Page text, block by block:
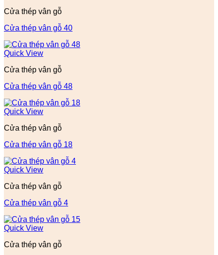
Cửa thép vân gỗ
Cửa thép vân gỗ 40
Quick View
Cửa thép vân gỗ
Cửa thép vân gỗ 48
Quick View
Cửa thép vân gỗ
Cửa thép vân gỗ 18
Quick View
Cửa thép vân gỗ
Cửa thép vân gỗ 4
Quick View
Cửa thép vân gỗ